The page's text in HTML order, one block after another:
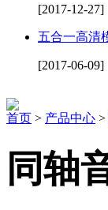
[2017-12-27]
五合一高清
[2017-06-09]
首页 > 产品中心 >
同轴